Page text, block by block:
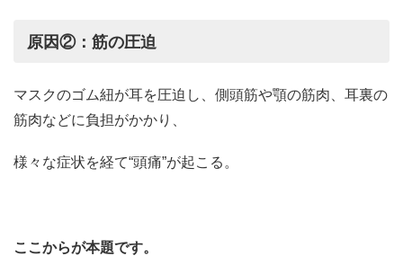
原因②：筋の圧迫
マスクのゴム紐が耳を圧迫し、側頭筋や顎の筋肉、耳裏の
筋肉などに負担がかかり、
様々な症状を経て“頭痛”が起こる。
ここからが本題です。